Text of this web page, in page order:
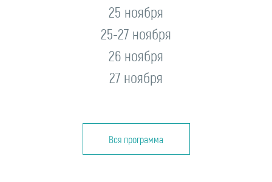
25 ноября
25-27 ноября
26 ноября
27 ноября
Вся программа